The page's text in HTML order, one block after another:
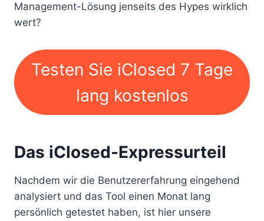
Management-Lösung jenseits des Hypes wirklich
wert?
Testen Sie iClosed 7 Tage
lang kostenlos
Das iClosed-Expressurteil
Nachdem wir die Benutzererfahrung eingehend
analysiert und das Tool einen Monat lang
persönlich getestet haben, ist hier unsere